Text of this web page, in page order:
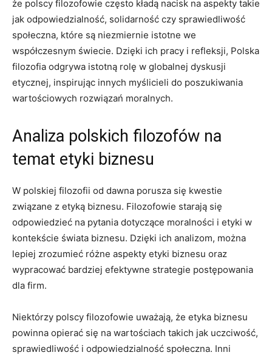
że polscy filozofowie często kładą ‌nacisk na aspekty takie
jak odpowiedzialność, solidarność czy sprawiedliwość⁤
społeczna, które ​są niezmiernie istotne we
współczesnym świecie. Dzięki ich pracy ​i ⁤refleksji, ⁢Polska
filozofia odgrywa istotną rolę w globalnej ‌dyskusji
etycznej, inspirując innych myślicieli do poszukiwania
⁤wartościowych ‌rozwiązań⁤ moralnych.
Analiza polskich filozofów na
temat etyki biznesu
W polskiej filozofii od dawna porusza się​ kwestie‌
związane⁤ z ⁤etyką biznesu. Filozofowie starają się​
odpowiedzieć na pytania‍ dotyczące moralności i etyki⁢ w
kontekście świata biznesu. Dzięki ich analizom, można
lepiej zrozumieć różne‍ aspekty etyki biznesu oraz
wypracować bardziej efektywne strategie postępowania
dla firm.
Niektórzy polscy filozofowie uważają, że etyka biznesu
powinna opierać się na wartościach takich jak uczciwość,
sprawiedliwość i odpowiedzialność społeczna. Inni